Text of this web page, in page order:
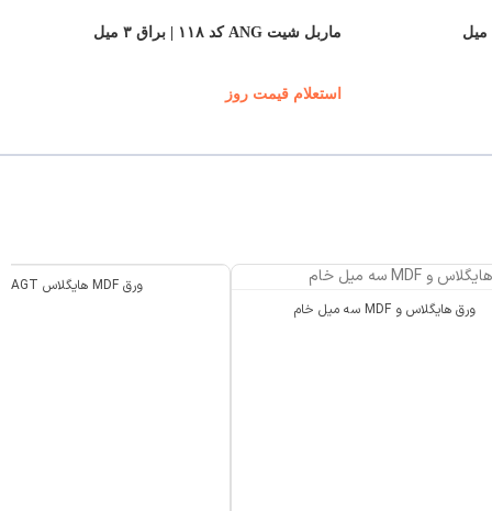
ماربل شیت ANG کد ۱۱۸ | براق ۳ میل
استعلام قیمت روز
ورق هایگلاس و MDF سه میل خام
ورق MDF هایگلاس AGT